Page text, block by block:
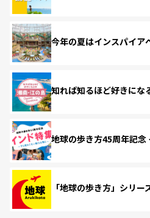
今年の夏はインスパイア
知れば知るほど好きにな
地球の歩き方45周年記念
「地球の歩き方」シリー